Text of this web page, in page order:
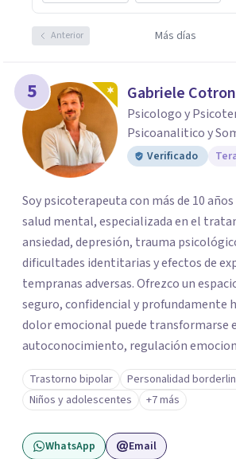
Anterior Más días
5 Gabriele
Psicologo y
Psicoanalitico y
Verificado
Soy psicoterapeuta con más de 10
salud mental, especializada en el
ansiedad, depresión, trauma
dificultades identitarias y efectos de
tempranas adversas. Ofrezco un
seguro, confidencial y profundamente
dolor emocional puede transformarse
autoconocimiento, regulación
Trabajo desde un enfoque integrativo
psicoanálisis, terapia somática y de
corporal, Mentalization Based Therapy
hipnoterapia y respiración
actualmente la Psicología Analítica
Trastorno bipolar
Personalidad
Niños y adolescentes
+7 más
WhatsApp Email